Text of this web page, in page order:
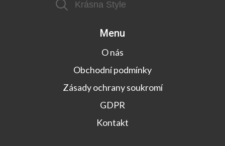
Menu
O nás
Obchodní podmínky
Zásady ochrany soukromí
GDPR
Kontakt